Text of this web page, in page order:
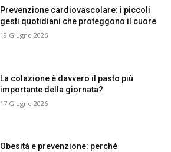
Prevenzione cardiovascolare: i piccoli
gesti quotidiani che proteggono il cuore
19 Giugno 2026
La colazione è davvero il pasto più
importante della giornata?
17 Giugno 2026
Obesità e prevenzione: perché